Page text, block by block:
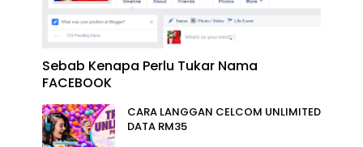
Sebab Kenapa Perlu Tukar Nama
FACEBOOK
CARA LANGGAN CELCOM UNLIMITED
DATA RM35